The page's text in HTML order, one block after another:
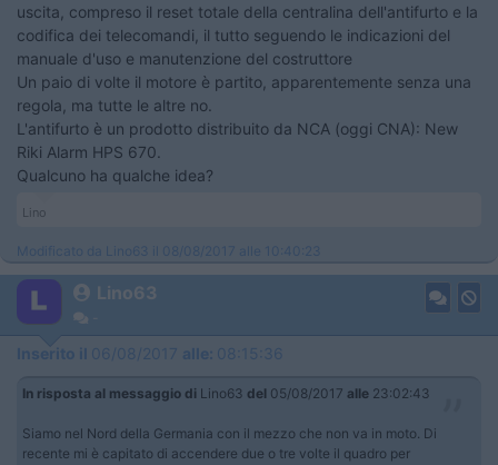
uscita, compreso il reset totale della centralina dell'antifurto e la
codifica dei telecomandi, il tutto seguendo le indicazioni del
manuale d'uso e manutenzione del costruttore
Un paio di volte il motore è partito, apparentemente senza una
regola, ma tutte le altre no.
L'antifurto è un prodotto distribuito da NCA (oggi CNA): New
Riki Alarm HPS 670.
Qualcuno ha qualche idea?
Lino
Modificato da Lino63 il 08/08/2017 alle 10:40:23
Lino63
Inserito il 06/08/2017 alle: 08:15:36
In risposta al messaggio di Lino63 del 05/08/2017 alle 23:02:43
Siamo nel Nord della Germania con il mezzo che non va in moto. Di
recente mi è capitato di accendere due o tre volte il quadro per